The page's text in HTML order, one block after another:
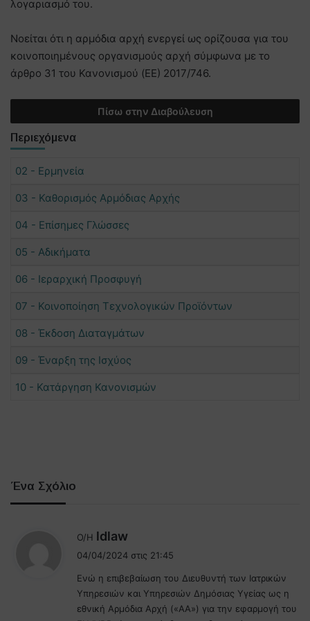
λογαριασμό του.
Νοείται ότι η αρμόδια αρχή ενεργεί ως ορίζουσα για του
κοινοποιημένους οργανισμούς αρχή σύμφωνα με το
άρθρο 31 του Κανονισμού (EE) 2017/746.
Πίσω στην Διαβούλευση
Περιεχόμενα
02 - Ερμηνεία
03 - Καθορισμός Αρμόδιας Αρχής
04 - Επίσημες Γλώσσες
05 - Αδικήματα
06 - Ιεραρχική Προσφυγή
07 - Κοινοποίηση Τεχνολογικών Προϊόντων
08 - Έκδοση Διαταγμάτων
09 - Έναρξη της Iσχύος
10 - Κατάργηση Κανονισμών
Ένα Σχόλιο
Ο/Η ldlaw
ι
:
04/04/2024 στις 21:45
Ενώ η επιβεβαίωση του Διευθυντή των Ιατρικών
Υπηρεσιών και Υπηρεσιών Δημόσιας Υγείας ως η
εθνική Αρμόδια Αρχή («ΑΑ») για την εφαρμογή του